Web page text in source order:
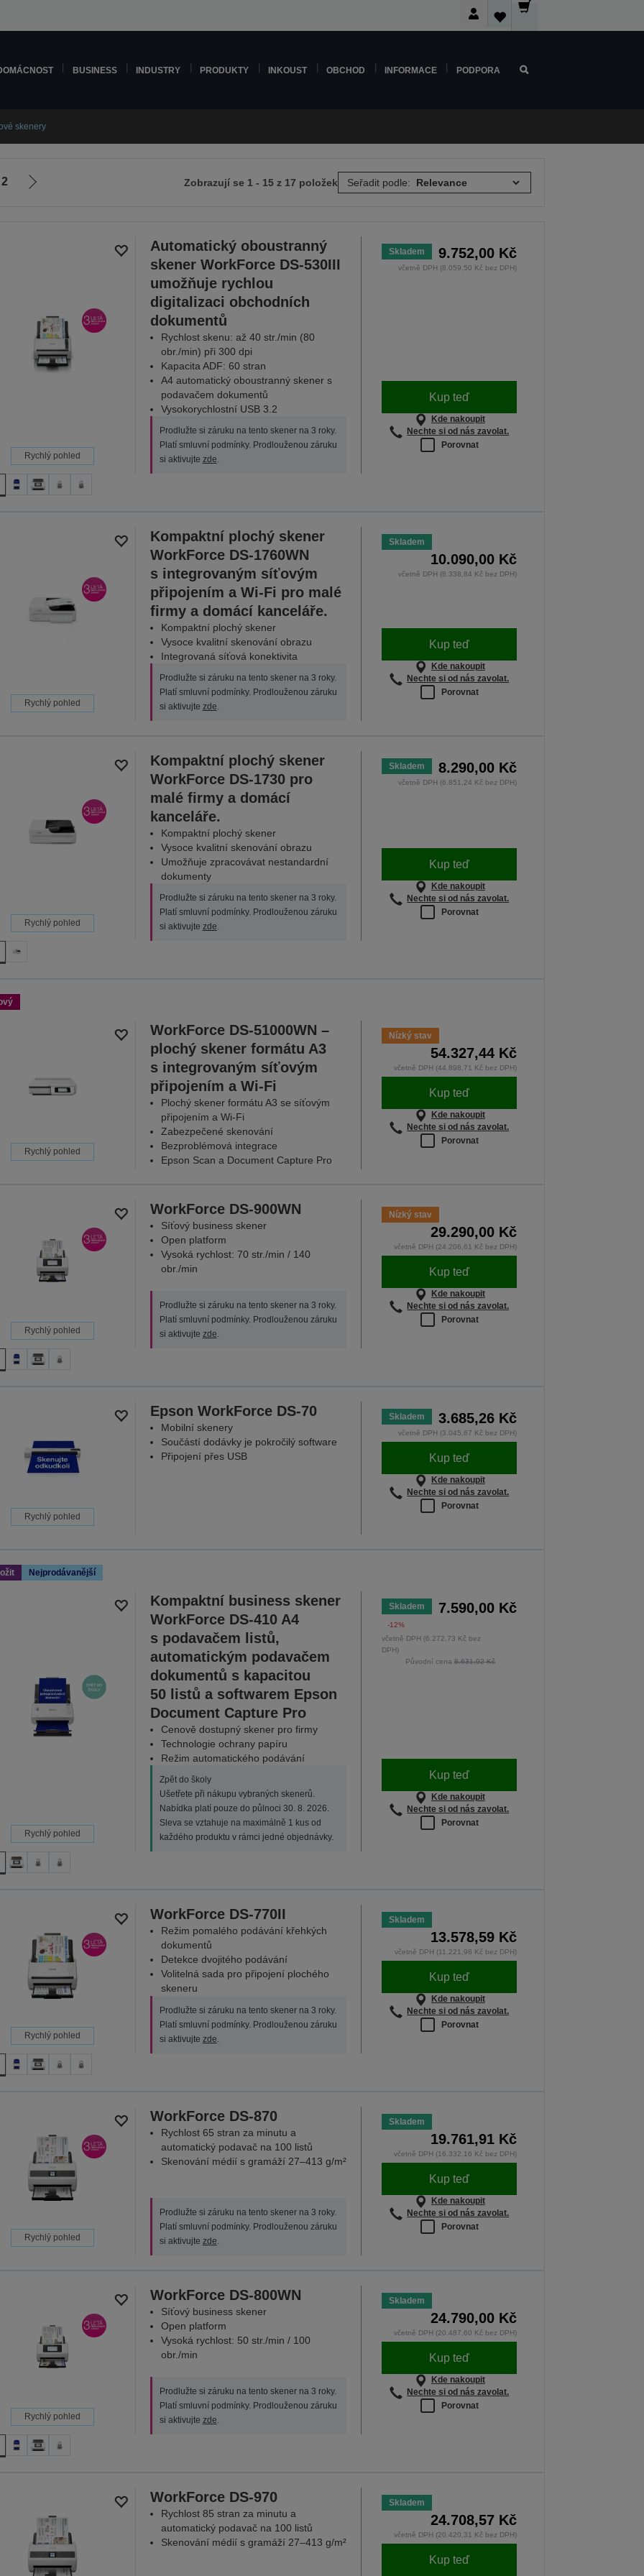
BUSINESS INDUSTRY PRODUKTY INKOUST OBCHOD INFORMACE PODPORA
skenery
2
Jít
Zobrazují se 1 - 15 z 17 položek Seřadit podle:
Rychlý pohled
Automatický oboustranný
skener WorkForce DS-530III
umožňuje rychlou
digitalizaci obchodních
dokumentů
Rychlost skenu: až 40 str./min (80
obr./min) při 300 dpi
Kapacita ADF: 60 stran
A4 automatický oboustranný skener s
podavačem dokumentů
Vysokorychlostní USB 3.2
Prodlužte si záruku na tento skener na 3 roky.
Platí smluvní podmínky. Prodlouženou záruku
si aktivujte zde.
Skladem 9.752,00 Kč
včetně DPH (8.059,50 Kč bez DPH)
Kup teď
Kde nakoupit
Nechte si od nás zavolat.
Porovnat
Rychlý pohled
Kompaktní plochý skener
WorkForce DS-1760WN
s integrovaným síťovým
připojením a Wi-Fi pro malé
firmy a domácí kanceláře.
Kompaktní plochý skener
Vysoce kvalitní skenování obrazu
Integrovaná síťová konektivita
Prodlužte si záruku na tento skener na 3 roky.
Platí smluvní podmínky. Prodlouženou záruku
si aktivujte zde.
Skladem
10.090,00 Kč
včetně DPH (8.338,84 Kč bez DPH)
Kup teď
Kde nakoupit
Nechte si od nás zavolat.
Porovnat
Rychlý pohled
Kompaktní plochý skener
WorkForce DS-1730 pro
malé firmy a domácí
kanceláře.
Kompaktní plochý skener
Vysoce kvalitní skenování obrazu
Umožňuje zpracovávat nestandardní
dokumenty
Prodlužte si záruku na tento skener na 3 roky.
Platí smluvní podmínky. Prodlouženou záruku
si aktivujte zde.
Skladem 8.290,00 Kč
včetně DPH (6.851,24 Kč bez DPH)
Kup teď
Kde nakoupit
Nechte si od nás zavolat.
Porovnat
Rychlý pohled
WorkForce DS-51000WN –
plochý skener formátu A3
s integrovaným síťovým
připojením a Wi-Fi
Plochý skener formátu A3 se síťovým
připojením a Wi-Fi
Zabezpečené skenování
Bezproblémová integrace
Epson Scan a Document Capture Pro
Nízký stav
54.327,44 Kč
včetně DPH (44.898,71 Kč bez DPH)
Kup teď
Kde nakoupit
Nechte si od nás zavolat.
Porovnat
Rychlý pohled
WorkForce DS-900WN
Síťový business skener
Open platform
Vysoká rychlost: 70 str./min / 140
obr./min
Prodlužte si záruku na tento skener na 3 roky.
Platí smluvní podmínky. Prodlouženou záruku
si aktivujte zde.
Nízký stav
29.290,00 Kč
včetně DPH (24.206,61 Kč bez DPH)
Kup teď
Kde nakoupit
Nechte si od nás zavolat.
Porovnat
Rychlý pohled
Epson WorkForce DS-70
Mobilní skenery
Součástí dodávky je pokročilý software
Připojení přes USB
Skladem 3.685,26 Kč
včetně DPH (3.045,67 Kč bez DPH)
Kup teď
Kde nakoupit
Nechte si od nás zavolat.
Porovnat
Nejprodávanější
Rychlý pohled
Kompaktní business skener
WorkForce DS-410 A4
s podavačem listů,
automatickým podavačem
dokumentů s kapacitou
50 listů a softwarem Epson
Document Capture Pro
Cenově dostupný skener pro firmy
Technologie ochrany papíru
Režim automatického podávání
Zpět do školy
Ušetřete při nákupu vybraných skenerů.
Nabídka platí pouze do půlnoci 30. 8. 2026.
Sleva se vztahuje na maximálně 1 kus od
každého produktu v rámci jedné objednávky.
Skladem 7.590,00 Kč
-12%
včetně DPH (6.272,73 Kč bez
DPH)
Původní cena8.631,92 Kč
Kup teď
Kde nakoupit
Nechte si od nás zavolat.
Porovnat
Rychlý pohled
WorkForce DS-770II
Režim pomalého podávání křehkých
dokumentů
Detekce dvojitého podávání
Volitelná sada pro připojení plochého
skeneru
Prodlužte si záruku na tento skener na 3 roky.
Platí smluvní podmínky. Prodlouženou záruku
si aktivujte zde.
Skladem
13.578,59 Kč
včetně DPH (11.221,98 Kč bez DPH)
Kup teď
Kde nakoupit
Nechte si od nás zavolat.
Porovnat
Rychlý pohled
WorkForce DS-870
Rychlost 65 stran za minutu a
automatický podavač na 100 listů
Skenování médií s gramáží 27–413 g/m²
Prodlužte si záruku na tento skener na 3 roky.
Platí smluvní podmínky. Prodlouženou záruku
si aktivujte zde.
Skladem
19.761,91 Kč
včetně DPH (16.332,16 Kč bez DPH)
Kup teď
Kde nakoupit
Nechte si od nás zavolat.
Porovnat
Rychlý pohled
WorkForce DS-800WN
Síťový business skener
Open platform
Vysoká rychlost: 50 str./min / 100
obr./min
Prodlužte si záruku na tento skener na 3 roky.
Platí smluvní podmínky. Prodlouženou záruku
si aktivujte zde.
Skladem
24.790,00 Kč
včetně DPH (20.487,60 Kč bez DPH)
Kup teď
Kde nakoupit
Nechte si od nás zavolat.
Porovnat
WorkForce DS-970
Rychlost 85 stran za minutu a
automatický podavač na 100 listů
Skenování médií s gramáží 27–413 g/m²
Skladem
24.708,57 Kč
včetně DPH (20.420,31 Kč bez DPH)
Kup teď